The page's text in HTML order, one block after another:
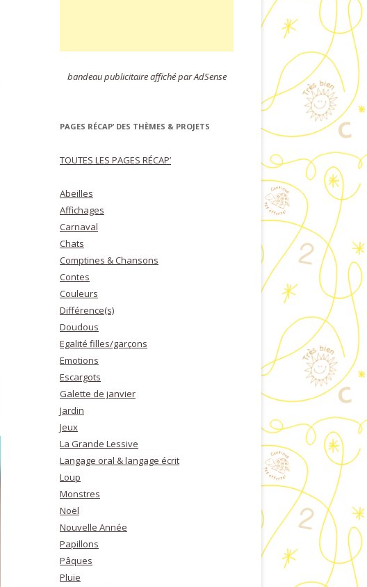
bandeau publicitaire affiché par AdSense
PAGES RÉCAP’ DES THÈMES & PROJETS
TOUTES LES PAGES RÉCAP’
Abeilles
Affichages
Carnaval
Chats
Comptines & Chansons
Contes
Couleurs
Différence(s)
Doudous
Egalité filles/garçons
Emotions
Escargots
Galette de janvier
Jardin
Jeux
La Grande Lessive
Langage oral & langage écrit
Loup
Monstres
Noël
Nouvelle Année
Papillons
Pâques
Pluie